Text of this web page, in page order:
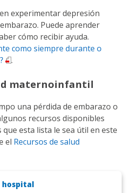
experimentar depresión
Puede aprender
cómo recibir ayuda.
como siempre durante o
.
maternoinfantil
una pérdida de embarazo o
recursos disponibles
que esta lista le sea útil en este
el Recursos de salud
hospital